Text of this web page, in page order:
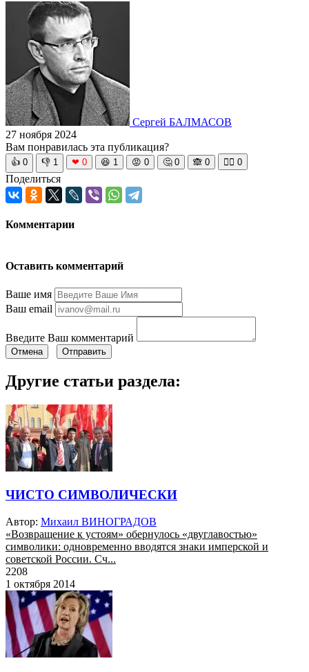
Сергей БАЛМАСОВ
27 ноября 2024
Вам понравилась эта публикация?
👍 0 👎 1 ❤ 0 😆 1 😡 0 🤔 0 🙈 0 🧘‍♀️ 0
Поделиться
Комментарии
Оставить комментарий
Ваше имя
Ваш email
Введите Ваш комментарий
Отмена Отправить
Другие статьи раздела:
ЧИСТО СИМВОЛИЧЕСКИ
Автор: Михаил ВИНОГРАДОВ
«Возвращение к устоям» обернулось «двуглавостью»
символики: одновременно вводятся знаки имперской и
советской России. Сч...
2208
1 октября 2014